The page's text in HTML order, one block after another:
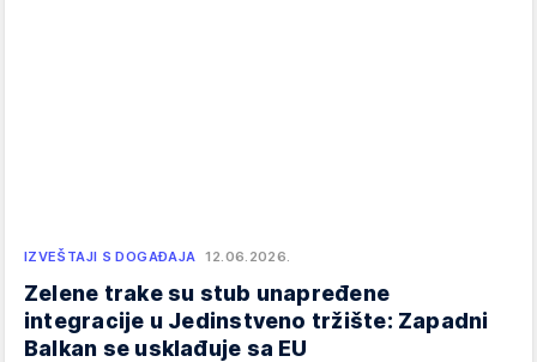
IZVEŠTAJI S DOGAĐAJA 12.06.2026.
Zelene trake su stub unapređene
integracije u Jedinstveno tržište: Zapadni
Balkan se usklađuje sa EU